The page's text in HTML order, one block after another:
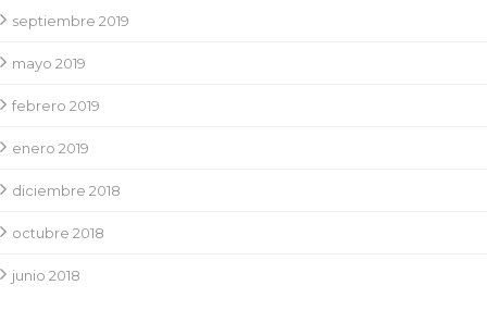
septiembre 2019
mayo 2019
febrero 2019
enero 2019
diciembre 2018
octubre 2018
junio 2018